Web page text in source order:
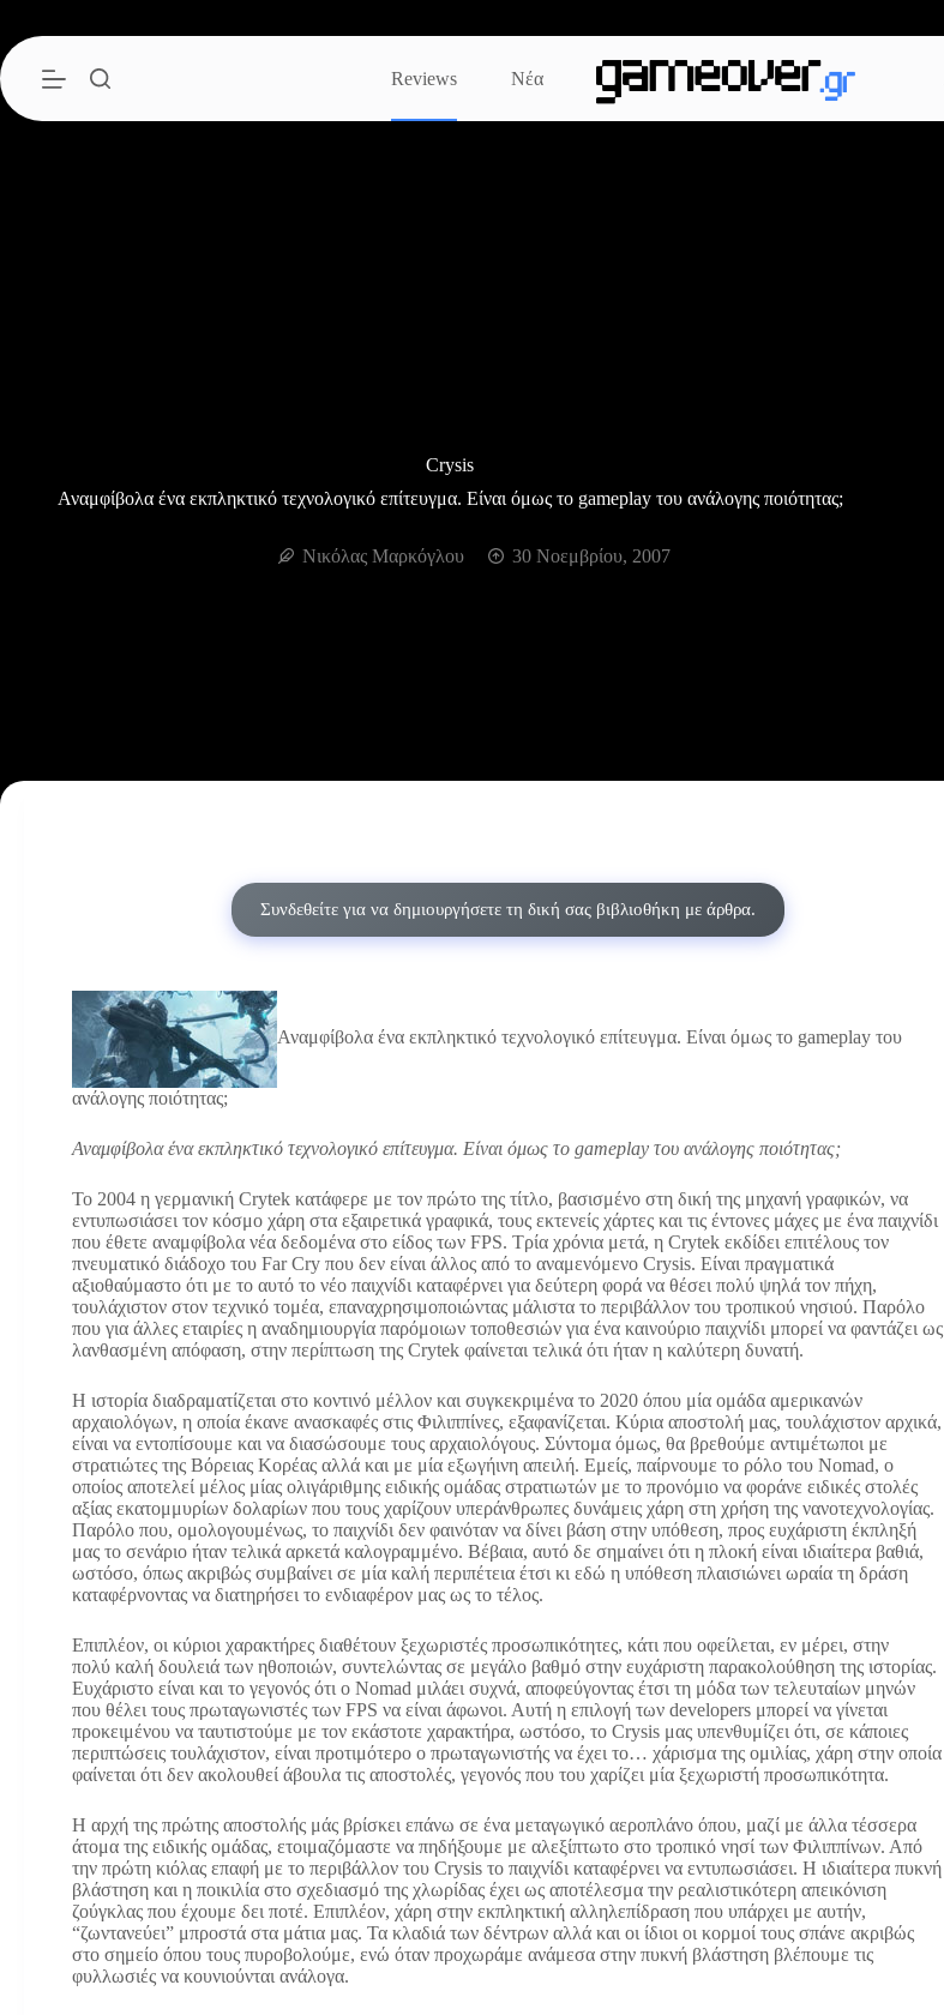
περιεχόμενο
Reviews
Νέα
Crysis
Αναμφίβολα ένα εκπληκτικό τεχνολογικό επίτευγμα. Είναι όμως το gameplay του ανάλογης ποιότητας;
Νικόλας Μαρκόγλου 30 Νοεμβρίου, 2007
Συνδεθείτε για να δημιουργήσετε τη δική σας βιβλιοθήκη με άρθρα.
Αναμφίβολα ένα εκπληκτικό τεχνολογικό επίτευγμα. Είναι όμως το gameplay του
ανάλογης ποιότητας;
Αναμφίβολα ένα εκπληκτικό τεχνολογικό επίτευγμα. Είναι όμως το gameplay του ανάλογης ποιότητας;
Το 2004 η γερμανική Crytek κατάφερε με τον πρώτο της τίτλο, βασισμένο στη δική της μηχανή γραφικών, να
εντυπωσιάσει τον κόσμο χάρη στα εξαιρετικά γραφικά, τους εκτενείς χάρτες και τις έντονες μάχες με ένα παιχνίδι
που έθετε αναμφίβολα νέα δεδομένα στο είδος των FPS. Τρία χρόνια μετά, η Crytek εκδίδει επιτέλους τον
πνευματικό διάδοχο του Far Cry που δεν είναι άλλος από το αναμενόμενο Crysis. Είναι πραγματικά
αξιοθαύμαστο ότι με το αυτό το νέο παιχνίδι καταφέρνει για δεύτερη φορά να θέσει πολύ ψηλά τον πήχη,
τουλάχιστον στον τεχνικό τομέα, επαναχρησιμοποιώντας μάλιστα το περιβάλλον του τροπικού νησιού. Παρόλο
που για άλλες εταιρίες η αναδημιουργία παρόμοιων τοποθεσιών για ένα καινούριο παιχνίδι μπορεί να φαντάζει ως
λανθασμένη απόφαση, στην περίπτωση της Crytek φαίνεται τελικά ότι ήταν η καλύτερη δυνατή.
Η ιστορία διαδραματίζεται στο κοντινό μέλλον και συγκεκριμένα το 2020 όπου μία ομάδα αμερικανών
αρχαιολόγων, η οποία έκανε ανασκαφές στις Φιλιππίνες, εξαφανίζεται. Κύρια αποστολή μας, τουλάχιστον αρχικά,
είναι να εντοπίσουμε και να διασώσουμε τους αρχαιολόγους. Σύντομα όμως, θα βρεθούμε αντιμέτωποι με
στρατιώτες της Βόρειας Κορέας αλλά και με μία εξωγήινη απειλή. Εμείς, παίρνουμε το ρόλο του Nomad, ο
οποίος αποτελεί μέλος μίας ολιγάριθμης ειδικής ομάδας στρατιωτών με το προνόμιο να φοράνε ειδικές στολές
αξίας εκατομμυρίων δολαρίων που τους χαρίζουν υπεράνθρωπες δυνάμεις χάρη στη χρήση της νανοτεχνολογίας.
Παρόλο που, ομολογουμένως, το παιχνίδι δεν φαινόταν να δίνει βάση στην υπόθεση, προς ευχάριστη έκπληξή
μας το σενάριο ήταν τελικά αρκετά καλογραμμένο. Βέβαια, αυτό δε σημαίνει ότι η πλοκή είναι ιδιαίτερα βαθιά,
ωστόσο, όπως ακριβώς συμβαίνει σε μία καλή περιπέτεια έτσι κι εδώ η υπόθεση πλαισιώνει ωραία τη δράση
καταφέρνοντας να διατηρήσει το ενδιαφέρον μας ως το τέλος.
Επιπλέον, οι κύριοι χαρακτήρες διαθέτουν ξεχωριστές προσωπικότητες, κάτι που οφείλεται, εν μέρει, στην
πολύ καλή δουλειά των ηθοποιών, συντελώντας σε μεγάλο βαθμό στην ευχάριστη παρακολούθηση της ιστορίας.
Ευχάριστο είναι και το γεγονός ότι ο Nomad μιλάει συχνά, αποφεύγοντας έτσι τη μόδα των τελευταίων μηνών
που θέλει τους πρωταγωνιστές των FPS να είναι άφωνοι. Αυτή η επιλογή των developers μπορεί να γίνεται
προκειμένου να ταυτιστούμε με τον εκάστοτε χαρακτήρα, ωστόσο, το Crysis μας υπενθυμίζει ότι, σε κάποιες
περιπτώσεις τουλάχιστον, είναι προτιμότερο ο πρωταγωνιστής να έχει το… χάρισμα της ομιλίας, χάρη στην οποία
φαίνεται ότι δεν ακολουθεί άβουλα τις αποστολές, γεγονός που του χαρίζει μία ξεχωριστή προσωπικότητα.
Η αρχή της πρώτης αποστολής μάς βρίσκει επάνω σε ένα μεταγωγικό αεροπλάνο όπου, μαζί με άλλα τέσσερα
άτομα της ειδικής ομάδας, ετοιμαζόμαστε να πηδήξουμε με αλεξίπτωτο στο τροπικό νησί των Φιλιππίνων. Από
την πρώτη κιόλας επαφή με το περιβάλλον του Crysis το παιχνίδι καταφέρνει να εντυπωσιάσει. Η ιδιαίτερα πυκνή
βλάστηση και η ποικιλία στο σχεδιασμό της χλωρίδας έχει ως αποτέλεσμα την ρεαλιστικότερη απεικόνιση
ζούγκλας που έχουμε δει ποτέ. Επιπλέον, χάρη στην εκπληκτική αλληλεπίδραση που υπάρχει με αυτήν,
“ζωντανεύει” μπροστά στα μάτια μας. Τα κλαδιά των δέντρων αλλά και οι ίδιοι οι κορμοί τους σπάνε ακριβώς
στο σημείο όπου τους πυροβολούμε, ενώ όταν προχωράμε ανάμεσα στην πυκνή βλάστηση βλέπουμε τις
φυλλωσιές να κουνιούνται ανάλογα.